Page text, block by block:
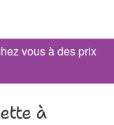
vous à des prix
à